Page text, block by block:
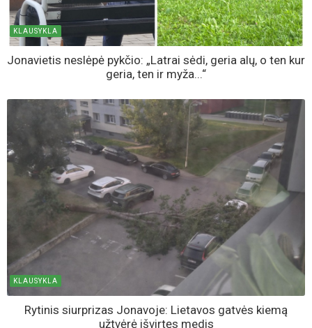
KLAUSYKLA
Jonavietis neslėpė pykčio: „Latrai sėdi, geria alų, o ten kur
geria, ten ir myža...“
KLAUSYKLA
Rytinis siurprizas Jonavoje: Lietavos gatvės kiemą
užtvėrė išvirtęs medis